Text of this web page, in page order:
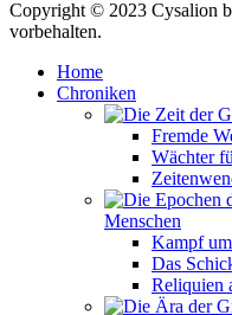
Copyright © 2023 Cysalion
vorbehalten.
Home
Chroniken
Fremde
Wächter
Menschen
Kampf
Das
Reliquien